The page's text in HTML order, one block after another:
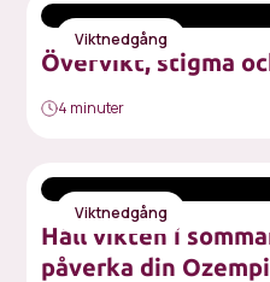
Viktnedgång
Övervikt, stigma
4 minuter
Viktnedgång
Håll vikten i
påverka din